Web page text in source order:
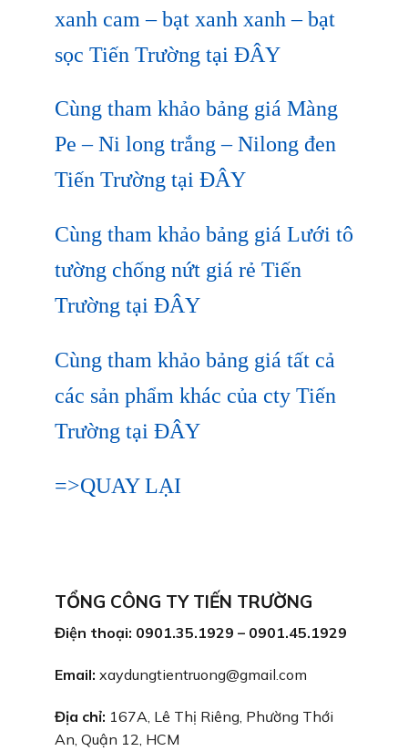
xanh cam – bạt xanh xanh – bạt
sọc Tiến Trường tại ĐÂY
Cùng tham khảo bảng giá Màng
Pe – Ni long trắng – Nilong đen
Tiến Trường tại ĐÂY
Cùng tham khảo bảng giá Lưới tô
tường chống nứt giá rẻ Tiến
Trường tại ĐÂY
Cùng tham khảo bảng giá tất cả
các sản phẩm khác của cty Tiến
Trường tại ĐÂY
=>QUAY LẠI
TỔNG CÔNG TY TIẾN TRƯỜNG
Điện thoại: 0901.35.1929 – 0901.45.1929
Email: xaydungtientruong@gmail.com
Địa chỉ: 167A, Lê Thị Riêng, Phường Thới
An, Quận 12, HCM